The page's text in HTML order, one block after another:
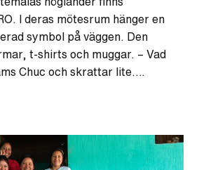
I deras mötesrum hänger en
symbol på väggen. Den
t-shirts och muggar. – Vad
Chuc och skrattar lite….